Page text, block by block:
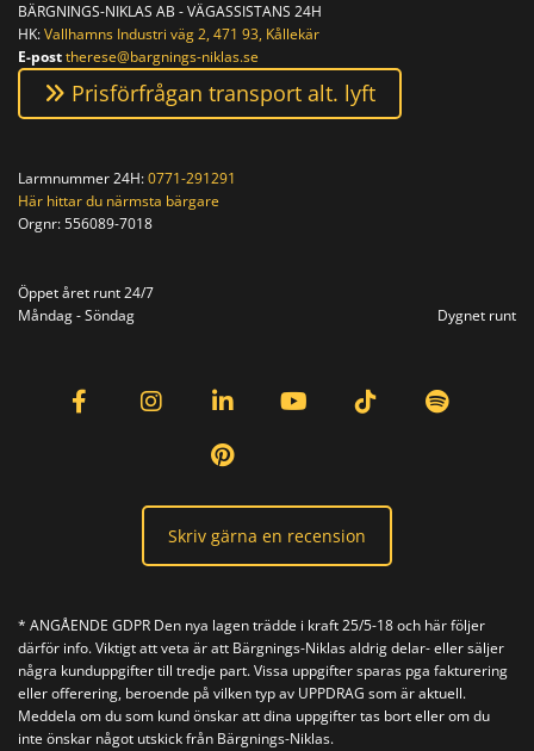
BÄRGNINGS-NIKLAS AB - VÄGASSISTANS 24H
HK:Vallhamns Industri väg 2, 471 93, Kållekär
E-posttherese@bargnings-niklas.se
Prisförfrågan transport alt. lyft
Larmnummer 24H:0771-291291
Här hittar du närmsta bärgare
Orgnr:556089-7018
Öppet året runt 24/7
Måndag - Söndag
Dygnet runt
Skriv gärna en recension
* ANGÅENDE GDPR Den nya lagen trädde i kraft 25/5-18 och här följer
därför info. Viktigt att veta är att Bärgnings-Niklas aldrig delar- eller säljer
några kunduppgifter till tredje part. Vissa uppgifter sparas pga fakturering
eller offerering, beroende på vilken typ av UPPDRAG som är aktuell.
Meddela om du som kund önskar att dina uppgifter tas bort eller om du
inte önskar något utskick från Bärgnings-Niklas.